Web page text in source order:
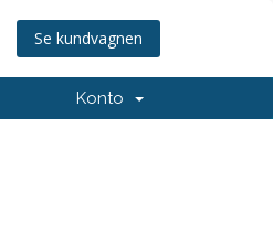
Se kundvagnen
Konto